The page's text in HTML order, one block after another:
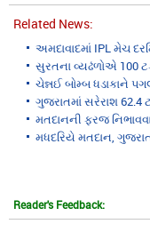
Related News:
અમદાવાદમાં IPL મેચ
સુરતના વ્યઢંળોએ 100
ચેન્નઈ બોમ્બ ધડાકાને
ગુજરાતમાં સરેરાશ 62.4
મતદાનની ફરજ
મધદરિયે મતદાન,
Reader's Feedback: